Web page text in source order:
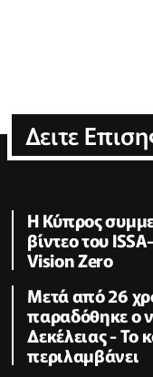
Δειτε
Η Κύπρος
βίντεο του
Vision Zero
Μετά από 26
παραδόθηκε ο
Δεκέλειας - Το
περιλαμβάνει